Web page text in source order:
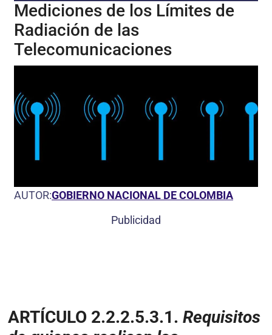
Mediciones de los Límites de
Radiación de las
Telecomunicaciones
AUTOR:GOBIERNO NACIONAL DE COLOMBIA
Publicidad
ARTÍCULO 2.2.2.5.3.1. Requisitos